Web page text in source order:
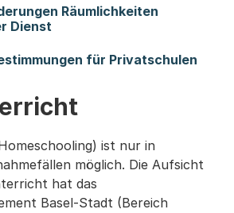
Räumlichkeiten
Dienst
für Privatschulen
ist nur in
möglich. Die Aufsicht
hat das
Basel-Stadt (Bereich